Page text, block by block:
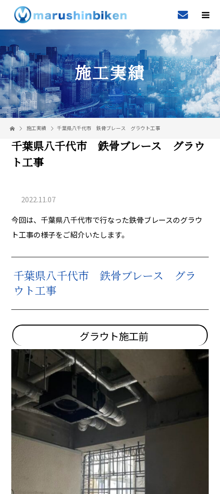
施工実績
施工実績 千葉県八千代市 鉄骨ブレース グラウト工事
千葉県八千代市 鉄骨ブレース グラウ
ト工事
2022.11.07
今回は、千葉県八千代市で行なった鉄骨ブレースのグラウ
ト工事の様子をご紹介いたします。
千葉県八千代市 鉄骨ブレース グラ
ウト工事
グラウト施工前